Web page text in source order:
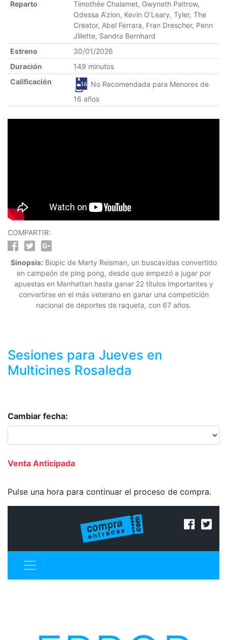
Reparto
Timothée Chalamet, Gwyneth Paltrow,
Odessa A’zion, Kevin O’Leary, Tyler, The
Creator, Abel Ferrara, Fran Drescher, Penn
Jillette, Sandra Bernhard
Estreno
30/01/2026
Duración
149 minutos
Calificación
No Recomendada para Menores de
16 años
COMPARTIR:
Sinopsis: Biopic de Marty Reisman, un buscavidas convertido
en campeón de ping pong, desde que empezó a jugar por
apuestas en Manhattan hasta ganar 22 títulos importantes y
convertirse en el más veterano en ganar una competición
nacional de deportes de raqueta, con 67 años.
Sesiones para Jueves en
Multicines Rosaleda
Cambiar fecha:
Venta Anticipada
Pulse una hora para continuar el proceso de compra.